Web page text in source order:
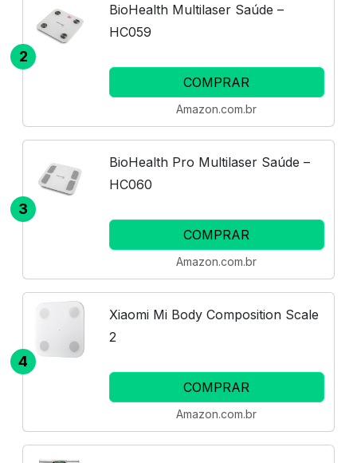
2
BioHealth Multilaser Saúde –
HC059
COMPRAR
Amazon.com.br
3
BioHealth Pro Multilaser Saúde –
HC060
COMPRAR
Amazon.com.br
4
Xiaomi Mi Body Composition Scale
2
COMPRAR
Amazon.com.br